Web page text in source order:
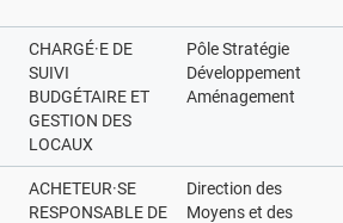
CHARGÉ·E DE
SUIVI
BUDGÉTAIRE ET
GESTION DES
LOCAUX
Pôle Stratégie
Développement
Aménagement
ACHETEUR·SE
RESPONSABLE DE
Direction des
Moyens et des